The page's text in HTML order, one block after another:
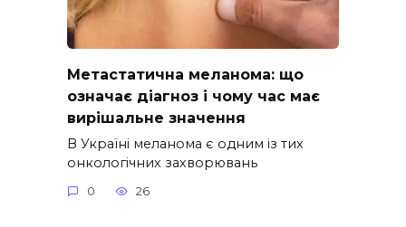
Метастатична меланома: що
означає діагноз і чому час має
вирішальне значення
В Україні меланома є одним із тих
онкологічних захворювань
0 26